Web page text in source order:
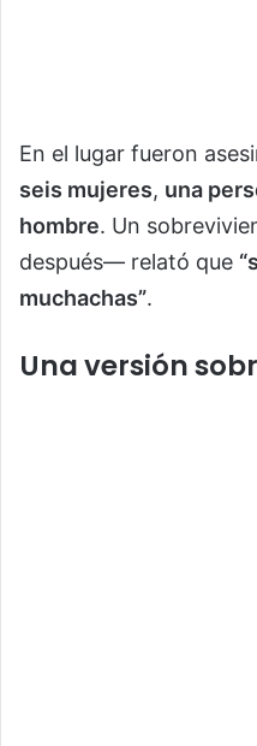
En el lugar fueron
seis mujeres, una
hombre. Un
después— relató que
muchachas”.
Una versión